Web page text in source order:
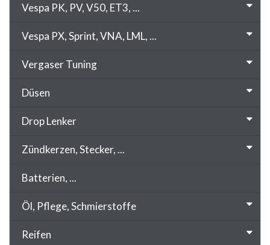
Vespa PK, PV, V50, ET3, ...
Vespa PX, Sprint, VNA, LML, ...
Vergaser Tuning
Düsen
Drop Lenker
Zündkerzen, Stecker, ...
Batterien, ...
Öl, Pflege, Schmierstoffe
Reifen